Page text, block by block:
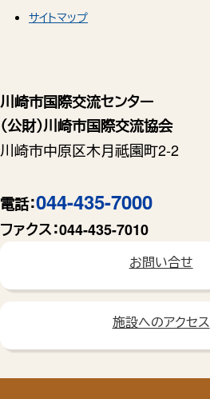
川崎市国際交流センター
（公財）川崎市国際交流協会
川崎市中原区木月祗園町2-2
電話：044-435-7000
ファクス：044-435-7010
お問い合せ
施設へのアクセス
サイトマップ